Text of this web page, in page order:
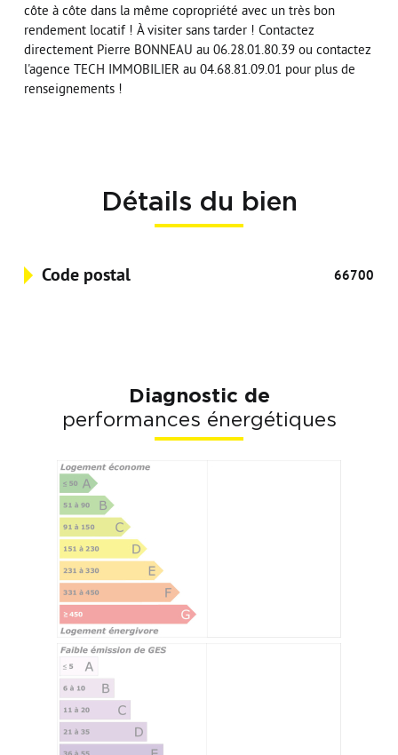
côte à côte dans la même copropriété avec un très bon
rendement locatif ! À visiter sans tarder ! Contactez
directement Pierre BONNEAU au 06.28.01.80.39 ou contactez
l'agence TECH IMMOBILIER au 04.68.81.09.01 pour plus de
renseignements !
Détails du bien
Code postal 66700
Diagnostic de
performances énergétiques